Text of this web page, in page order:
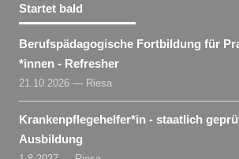
Startet bald
Berufspädagogische Fortbildung für
*innen - Refresher
21.10.2026 — Riesa
Krankenpflegehelfer​*in - staatlich
Ausbildung